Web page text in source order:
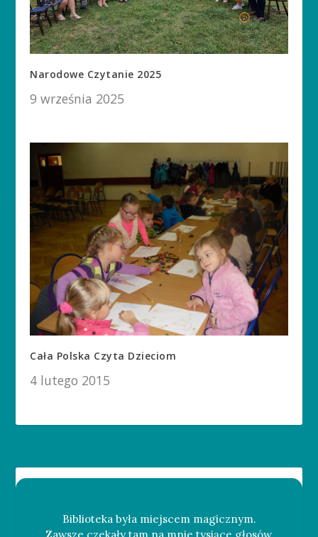
Narodowe Czytanie 2025
9 września 2025
Cała Polska Czyta Dzieciom
4 lutego 2015
Biblioteka była miejscem magicznym.